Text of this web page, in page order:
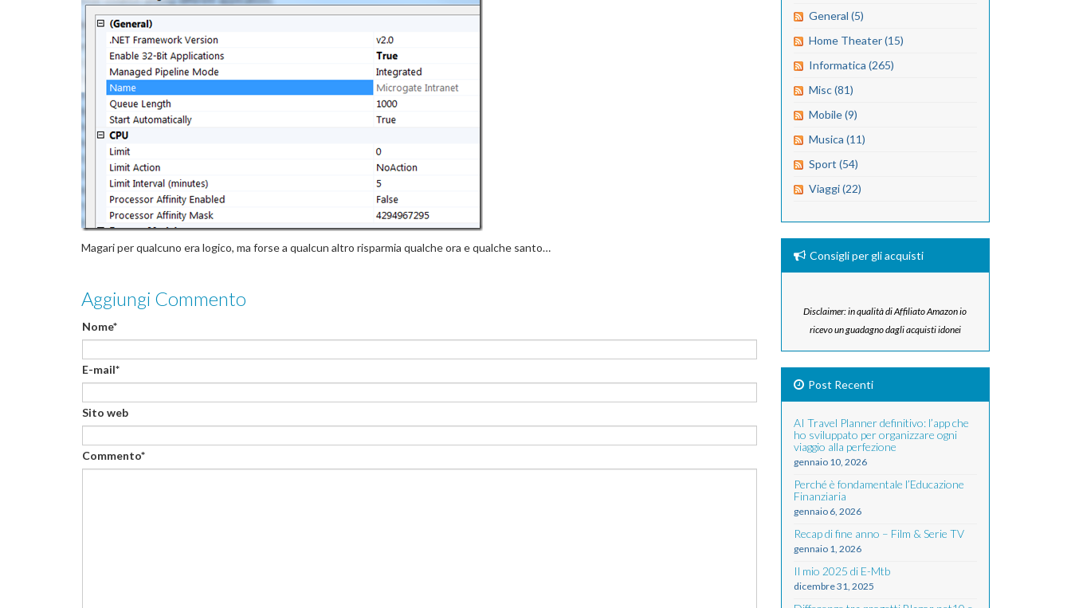
Magari per qualcuno era logico, ma forse a qualcun altro risparmia qualche ora e qualche santo…
Aggiungi Commento
Nome*
E-mail*
Sito web
Commento*
General (5)
Home Theater (15)
Informatica (265)
Misc (81)
Mobile (9)
Musica (11)
Sport (54)
Viaggi (22)
Consigli per gli acquisti
Disclaimer: in qualità di Affiliato Amazon io
ricevo un guadagno dagli acquisti idonei
Post Recenti
AI Travel Planner definitivo: l’app che
ho sviluppato per organizzare ogni
viaggio alla perfezione
gennaio 10, 2026
Perché è fondamentale l’Educazione
Finanziaria
gennaio 6, 2026
Recap di fine anno – Film & Serie TV
gennaio 1, 2026
Il mio 2025 di E-Mtb
dicembre 31, 2025